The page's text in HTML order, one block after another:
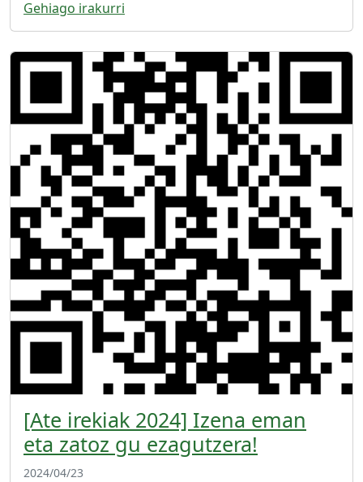
Gehiago irakurri
[Ate irekiak 2024] Izena eman
eta zatoz gu ezagutzera!
2024/04/23